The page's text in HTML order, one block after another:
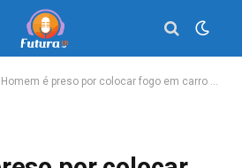
Homem é preso por colocar fogo em carro estacionado em frente a hotel, diz polícia